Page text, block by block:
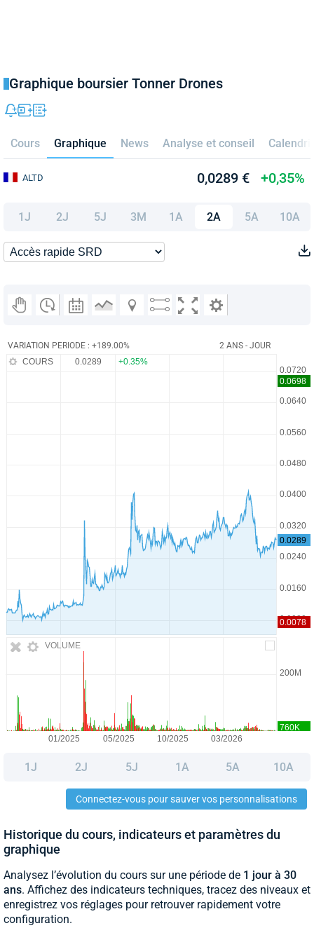
Graphique boursier Tonner Drones
Cours Graphique News Analyse et conseil
ALTD 0,0289 € +0,35%
1J 2J 5J 3M 1A 2A 5A 10A
VARIATION PERIODE : +189.00% 2 ANS - JOUR
VOLUME
COURS 0.0289 +0.35%
1J 2J 5J 1A 5A 10A
Connectez-vous pour sauver vos personnalisations
Historique du cours, indicateurs et paramètres du
graphique
Analysez l’évolution du cours sur une période de 1 jour à 30
ans. Affichez des indicateurs techniques, tracez des niveaux et
enregistrez vos réglages pour retrouver rapidement votre
configuration.